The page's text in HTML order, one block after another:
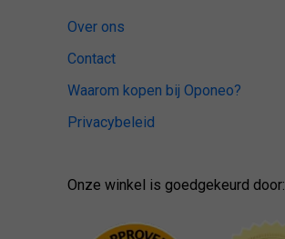
Over ons
Contact
Waarom kopen bij Oponeo?
Privacybeleid
Onze winkel is goedgekeurd door: